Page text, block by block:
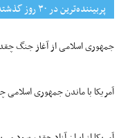
پربیننده‌ترین‌ در ۳۰ روز گذشته
جمهوری اسلامی از آغاز جنگ
آمریکا با ماندن جمهوری